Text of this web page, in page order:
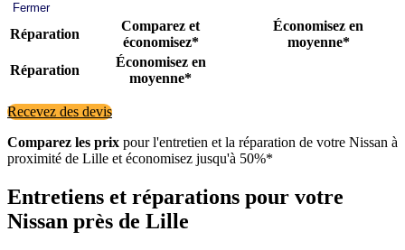
Fermer
Réparation
Comparez et
économisez*
Économisez en
moyenne*
Réparation
Économisez en
moyenne*
Recevez des devis
Comparez les prix pour l'entretien et la réparation de votre Nissan à
proximité de Lille et économisez jusqu'à 50%*
Entretiens et réparations pour votre
Nissan près de Lille